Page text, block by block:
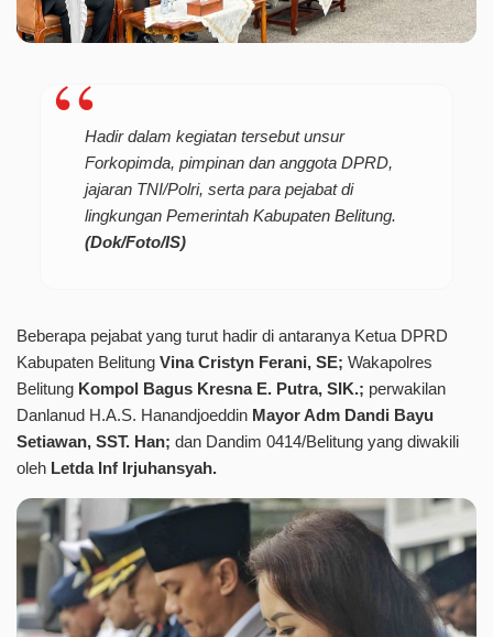
Hadir dalam kegiatan tersebut unsur
Forkopimda, pimpinan dan anggota DPRD,
jajaran TNI/Polri, serta para pejabat di
lingkungan Pemerintah Kabupaten Belitung.
(Dok/Foto/IS)
Beberapa pejabat yang turut hadir di antaranya Ketua DPRD
Kabupaten Belitung Vina Cristyn Ferani, SE; Wakapolres
Belitung Kompol Bagus Kresna E. Putra, SIK.; perwakilan
Danlanud H.A.S. Hanandjoeddin Mayor Adm Dandi Bayu
Setiawan, SST. Han; dan Dandim 0414/Belitung yang diwakili
oleh Letda Inf Irjuhansyah.